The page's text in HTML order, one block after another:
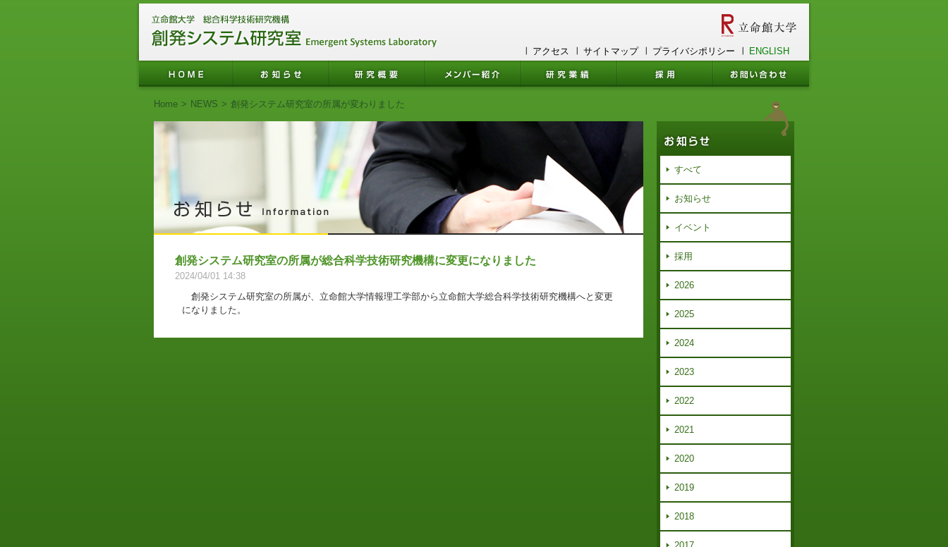
アクセス サイトマップ プライバシポリシー ENGLISH
Home > NEWS > 創発システム研究室の所属が変わりました
創発システム研究室の所属が総合科学技術研究機構に変更になりました
2024/04/01 14:38
創発システム研究室の所属が、立命館大学情報理工学部から立命館大学総合科学技術研究機構へと変更
になりました。
すべて
お知らせ
イベント
採用
2026
2025
2024
2023
2022
2021
2020
2019
2018